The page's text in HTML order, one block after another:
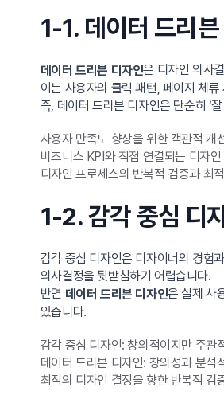
1-1. 데이터 드리
데이터 드리븐 디자인은 디자인 의사
이는 사용자의 클릭 패턴, 페이지 체
즉, 데이터 드리븐 디자인은 단순히 ‘
사용자 만족도 향상을 위한 객관적 개
비즈니스 KPI와 직접 연결되는 디자
디자인 프로세스의 반복적 검증과 최
1-2. 감각 중심 디
감각 중심 디자인은 디자이너의 경험
의사결정을 뒷받침하기 어렵습니다.
반면 데이터 드리븐 디자인은 실제 사
있습니다.
감각 중심 디자인: 창의적이지만 주관
데이터 드리븐 디자인: 창의성과 분석
최적의 디자인 결정을 향한 반복적 검